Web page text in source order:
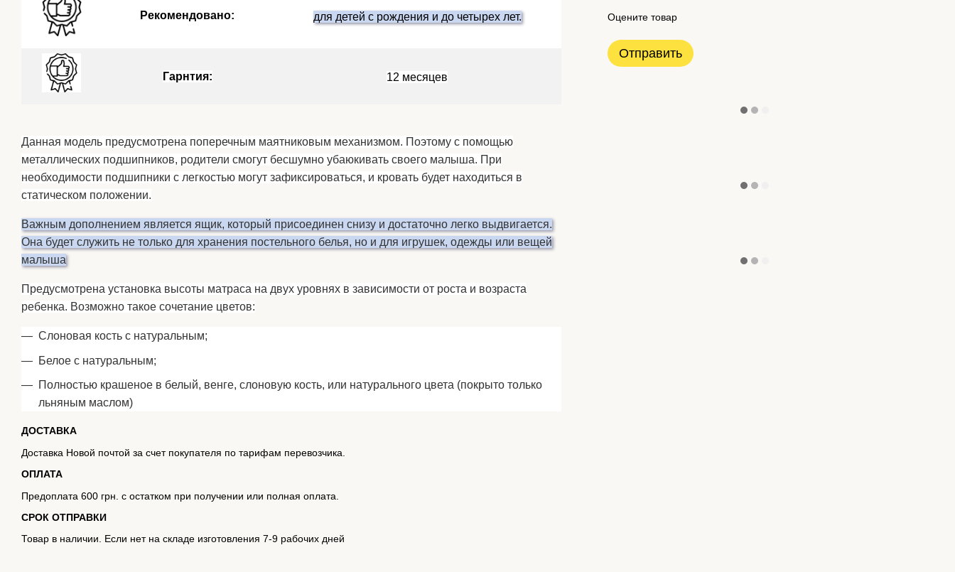
Рекомендовано: для детей с рождения и до четырех лет.
Гарнтия: 12 месяцев
Данная модель предусмотрена поперечным маятниковым механизмом. Поэтому с помощью
металлических подшипников, родители смогут бесшумно убаюкивать своего малыша. При
необходимости подшипники с легкостью могут зафиксироваться, и кровать будет находиться в
статическом положении.
Важным дополнением является ящик, который присоединен снизу и достаточно легко выдвигается.
Она будет служить не только для хранения постельного белья, но и для игрушек, одежды или вещей
малыша
Предусмотрена установка высоты матраса на двух уровнях в зависимости от роста и возраста
ребенка. Возможно такое сочетание цветов:
Слоновая кость с натуральным;
Белое с натуральным;
Полностью крашеное в белый, венге, слоновую кость, или натурального цвета (покрыто только
льняным маслом)
ДОСТАВКА
Доставка Новой почтой за счет покупателя по тарифам перевозчика.
ОПЛАТА
Предоплата 600 грн. с остатком при получении или полная оплата.
СРОК ОТПРАВКИ
Товар в наличии. Если нет на складе изготовления 7-9 рабочих дней
Оцените товар
Отправить